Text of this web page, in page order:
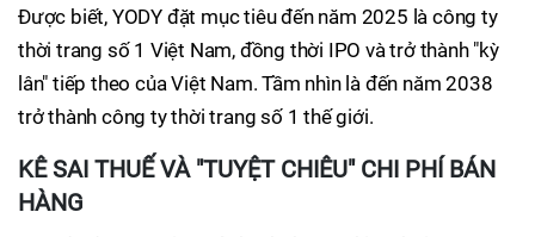
Được biết, YODY đặt mục tiêu đến năm 2025 là công ty
thời trang số 1 Việt Nam, đồng thời IPO và trở thành "kỳ
lân" tiếp theo của Việt Nam. Tầm nhìn là đến năm 2038
trở thành công ty thời trang số 1 thế giới.
KÊ SAI THUẾ VÀ "TUYỆT CHIÊU" CHI PHÍ BÁN
HÀNG